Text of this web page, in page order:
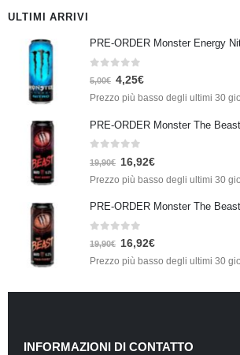
ULTIMI ARRIVI
Su 5
5,00€ 4,25€
Prezzo più basso degli ultimi 30
Su 5
19,90€ 16,92€
Prezzo più basso degli ultimi 30
Su 5
19,90€ 16,92€
Prezzo più basso degli ultimi 30
INFORMAZIONI DI CONTATTO